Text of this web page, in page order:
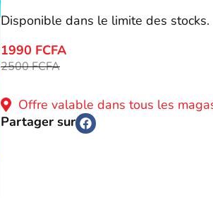
Disponible dans le limite des stocks.
1990 FCFA
2500 FCFA
Offre valable dans tous les
Partager sur